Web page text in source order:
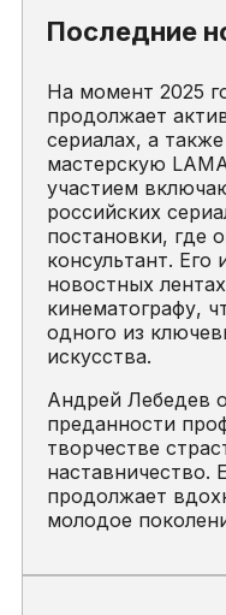
Последние
На момент 2025
продолжает
сериалах, а
мастерскую
участием
российских
постановки, где
консультант. Его
новостных
кинематографу,
одного из
искусства.
Андрей Лебедев
преданности
творчестве
наставничество.
продолжает
молодое